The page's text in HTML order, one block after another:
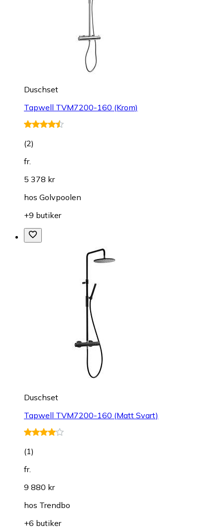
Duschset
Tapwell TVM7200-160 (Krom)
(2)
fr.
5 378 kr
hos Golvpoolen
+9 butiker
Duschset
Tapwell TVM7200-160 (Matt Svart)
(1)
fr.
9 880 kr
hos Trendbo
+6 butiker